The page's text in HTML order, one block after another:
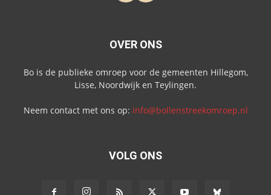
OVER ONS
Bo is de publieke omroep voor de gemeenten Hillegom,
Lisse, Noordwijk en Teylingen.
Neem contact met ons op: info@bollenstreekomroep.nl
VOLG ONS